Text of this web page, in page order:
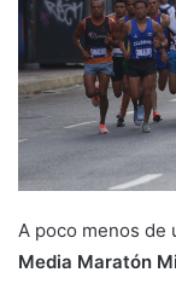
A poco menos de
Media Maratón